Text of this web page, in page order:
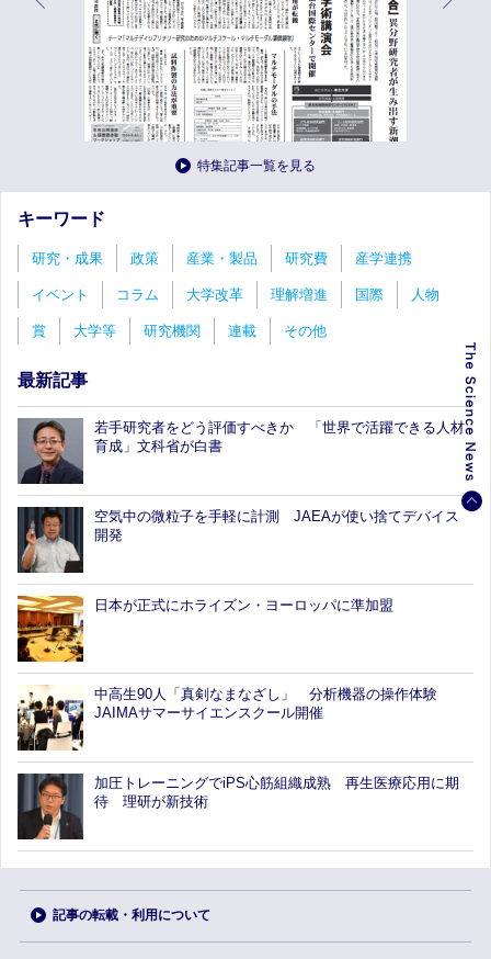
特集記事一覧を見る
キーワード
研究・成果 政策 産業・製品 研究費 産学連携
イベント コラム 大学改革 理解増進 国際 人物
賞 大学等 研究機関 連載 その他
最新記事
若手研究者をどう評価すべきか 「世界で活躍できる人材
育成」文科省が白書
空気中の微粒子を手軽に計測 JAEAが使い捨てデバイス
開発
日本が正式にホライズン・ヨーロッパに準加盟
中高生90人「真剣なまなざし」 分析機器の操作体験
JAIMAサマーサイエンスクール開催
加圧トレーニングでiPS心筋組織成熟 再生医療応用に期
待 理研が新技術
記事の転載・利用について